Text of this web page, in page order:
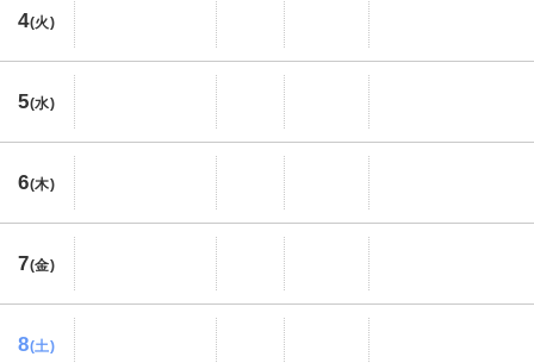
4(火)
5(水)
6(木)
7(金)
8(土)